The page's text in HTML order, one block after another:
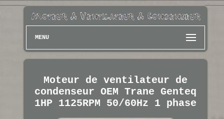
MENU
Moteur de ventilateur de
condenseur OEM Trane Genteq
1HP 1125RPM 50/60Hz 1 phase